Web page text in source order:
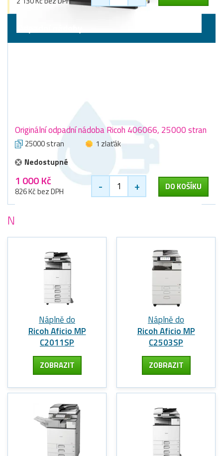
Originální odpadní nádoba Ricoh 406066, 25000 stran
25000 stran
1 zlaťák
Nedostupné
1 000 Kč
826 Kč bez DPH - + DO KOŠÍKU
Nejoblíbenější
Náplně do
Ricoh Aficio MP
C2011SP
ZOBRAZIT
Náplně do
Ricoh Aficio MP
C2503SP
ZOBRAZIT